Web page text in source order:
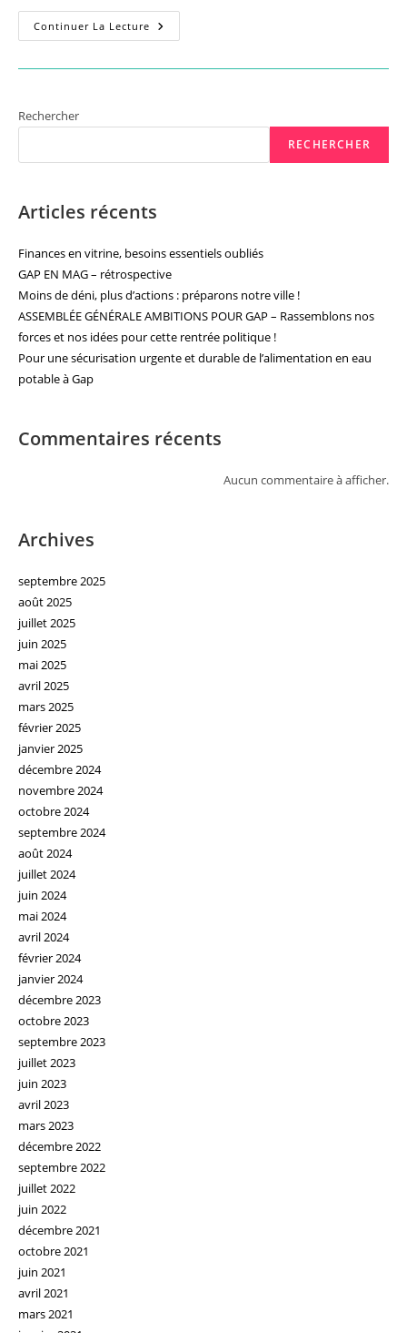
Continuer La Lecture Réunion
Citoyenne
De
20h
Rechercher
RECHERCHER
Articles récents
Finances en vitrine, besoins essentiels oubliés
GAP EN MAG – rétrospective
Moins de déni, plus d’actions : préparons notre ville !
ASSEMBLÉE GÉNÉRALE AMBITIONS POUR GAP – Rassemblons nos
forces et nos idées pour cette rentrée politique !
Pour une sécurisation urgente et durable de l’alimentation en eau
potable à Gap
Commentaires récents
Aucun commentaire à afficher.
Archives
septembre 2025
août 2025
juillet 2025
juin 2025
mai 2025
avril 2025
mars 2025
février 2025
janvier 2025
décembre 2024
novembre 2024
octobre 2024
septembre 2024
août 2024
juillet 2024
juin 2024
mai 2024
avril 2024
février 2024
janvier 2024
décembre 2023
octobre 2023
septembre 2023
juillet 2023
juin 2023
avril 2023
mars 2023
décembre 2022
septembre 2022
juillet 2022
juin 2022
décembre 2021
octobre 2021
juin 2021
avril 2021
mars 2021